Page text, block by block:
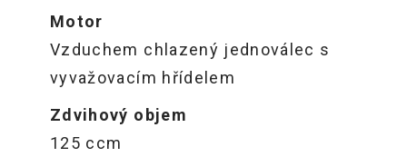
Motor
Vzduchem chlazený jednoválec s
vyvažovacím hřídelem
Zdvihový objem
125 ccm